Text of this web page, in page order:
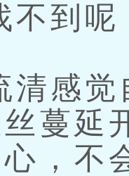
到呢
感觉
蔓延
，不